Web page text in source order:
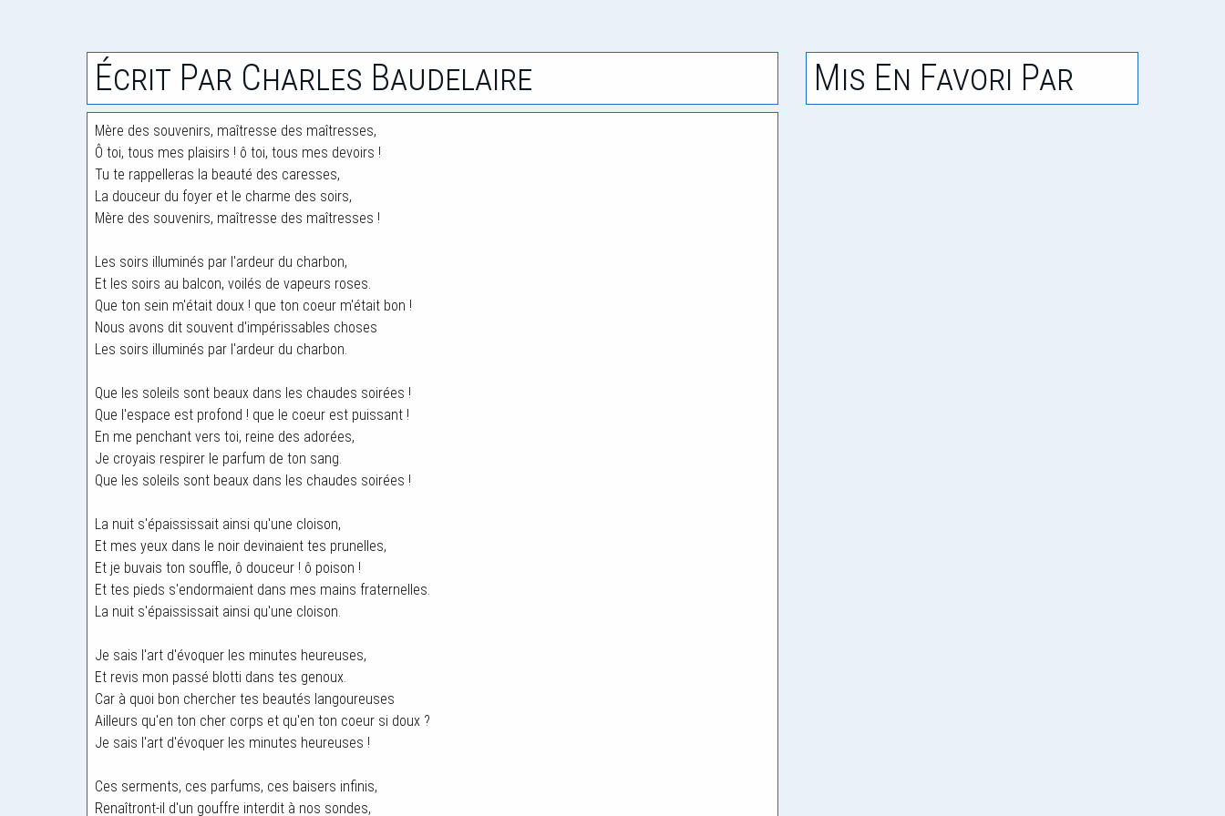
Écrit Par Charles Baudelaire
Mère des souvenirs, maîtresse des maîtresses,
Ô toi, tous mes plaisirs ! ô toi, tous mes devoirs !
Tu te rappelleras la beauté des caresses,
La douceur du foyer et le charme des soirs,
Mère des souvenirs, maîtresse des maîtresses !
Les soirs illuminés par l'ardeur du charbon,
Et les soirs au balcon, voilés de vapeurs roses.
Que ton sein m'était doux ! que ton coeur m'était bon !
Nous avons dit souvent d'impérissables choses
Les soirs illuminés par l'ardeur du charbon.
Que les soleils sont beaux dans les chaudes soirées !
Que l'espace est profond ! que le coeur est puissant !
En me penchant vers toi, reine des adorées,
Je croyais respirer le parfum de ton sang.
Que les soleils sont beaux dans les chaudes soirées !
La nuit s'épaississait ainsi qu'une cloison,
Et mes yeux dans le noir devinaient tes prunelles,
Et je buvais ton souffle, ô douceur ! ô poison !
Et tes pieds s'endormaient dans mes mains fraternelles.
La nuit s'épaississait ainsi qu'une cloison.
Je sais l'art d'évoquer les minutes heureuses,
Et revis mon passé blotti dans tes genoux.
Car à quoi bon chercher tes beautés langoureuses
Ailleurs qu'en ton cher corps et qu'en ton coeur si doux ?
Je sais l'art d'évoquer les minutes heureuses !
Ces serments, ces parfums, ces baisers infinis,
Renaîtront-il d'un gouffre interdit à nos sondes,
Mis En Favori Par